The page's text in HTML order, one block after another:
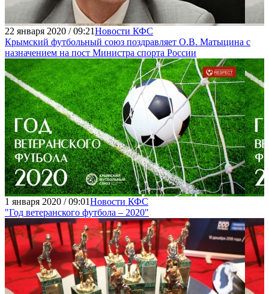
22 января 2020 / 09:21Новости КФС
Крымский футбольный союз поздравляет О.В. Матыцина с
назначением на пост Министра спорта России
1 января 2020 / 09:01Новости КФС
"Год ветеранского футбола – 2020"